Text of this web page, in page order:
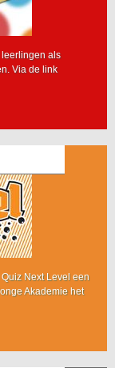
als
Via de link
Next Level een
Akademie het